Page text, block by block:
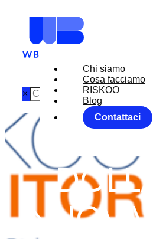
Chi siamo
Cosa facciamo
RISKOO
Blog
Contattaci
×
FX: